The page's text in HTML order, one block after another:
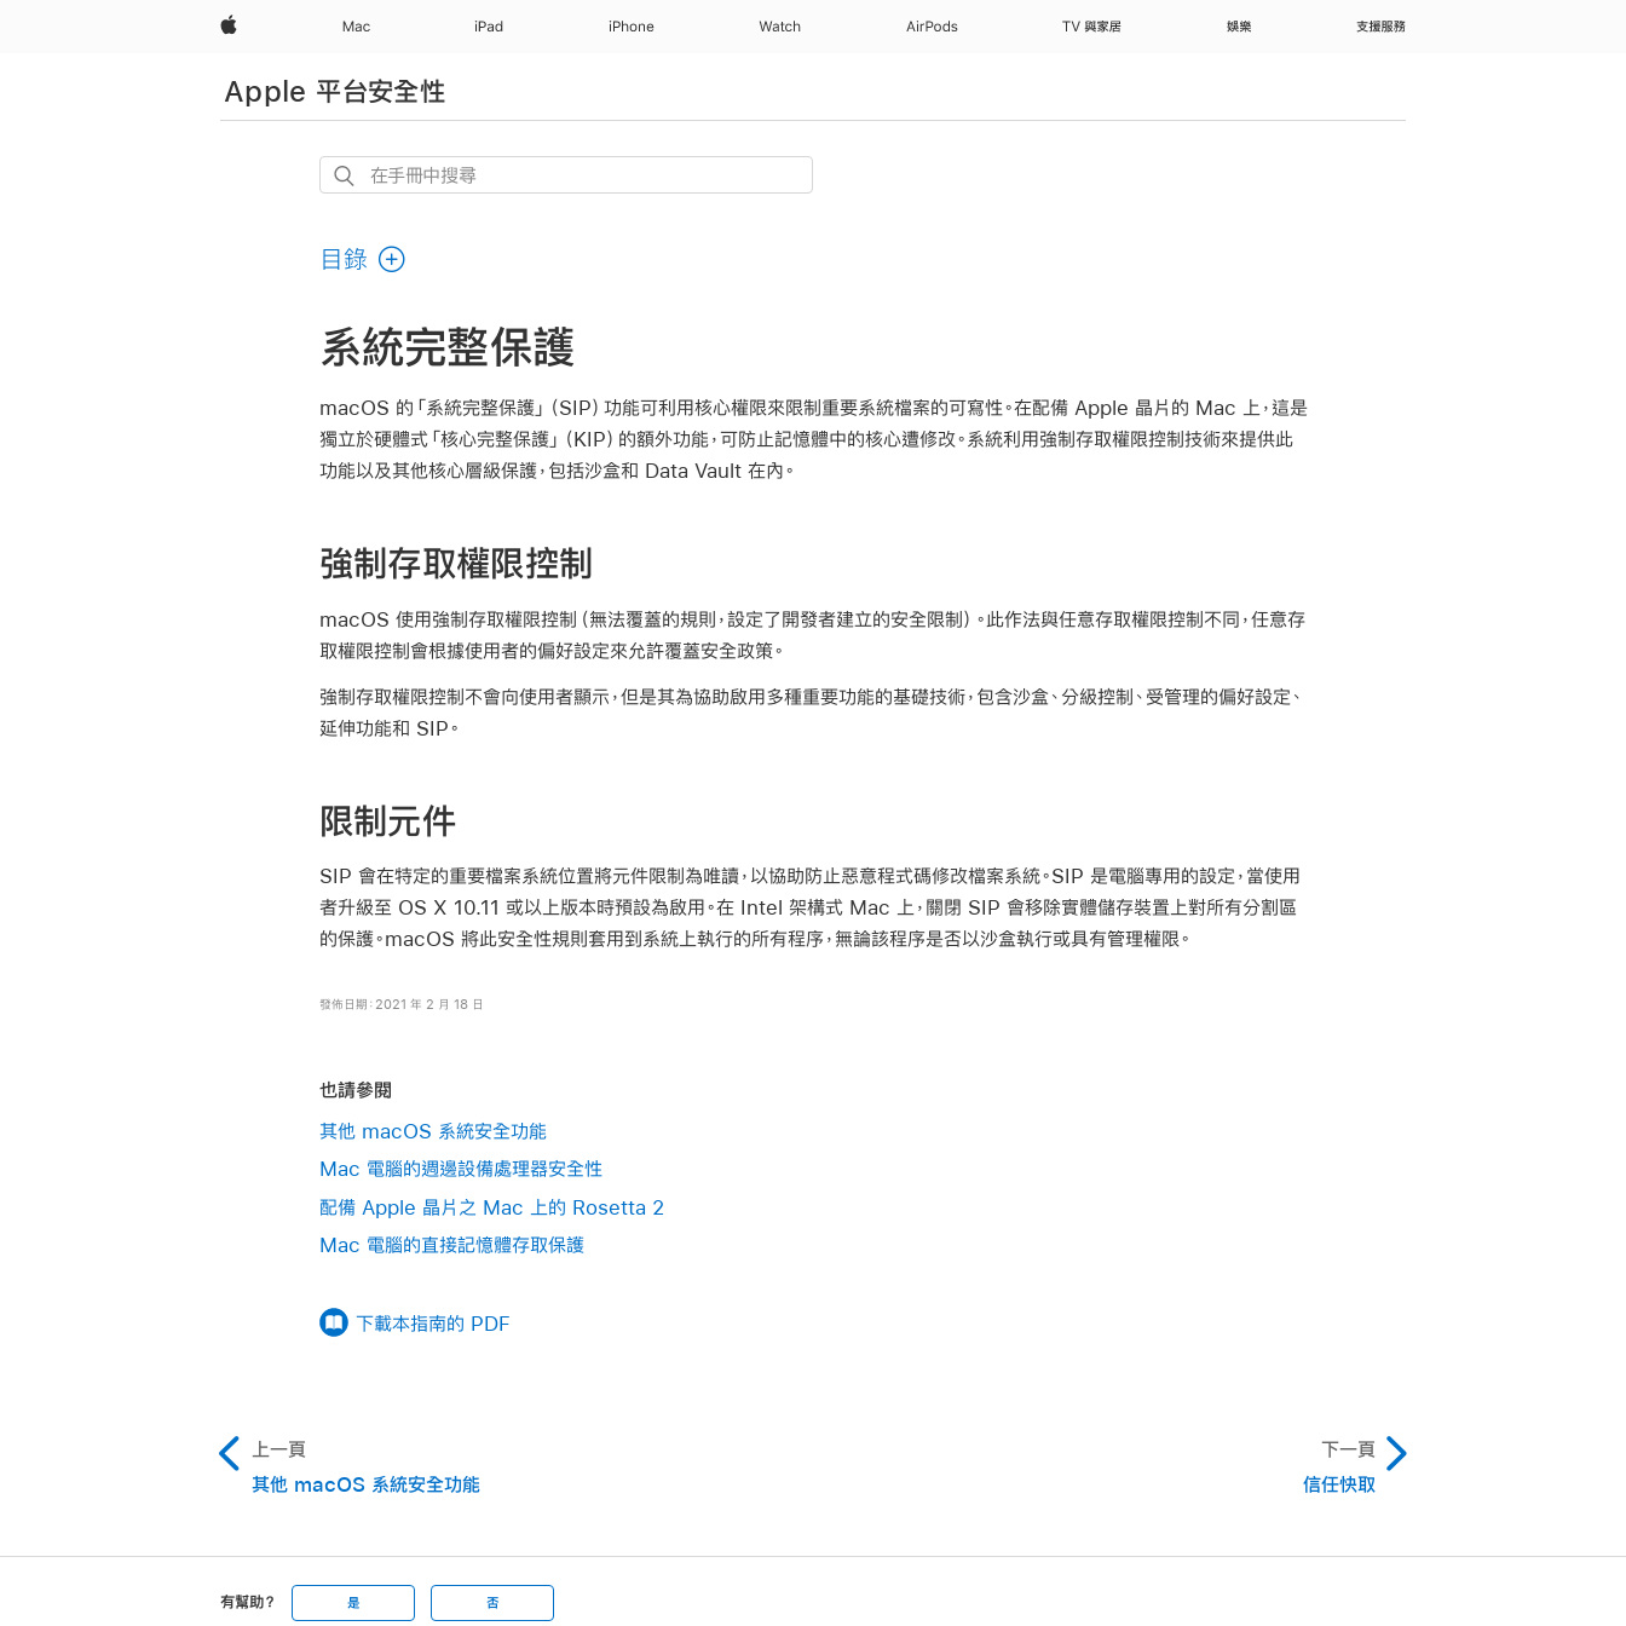
Apple Mac iPad iPhone Watch AirPods TV 與家居 娛樂 支援服務
Apple 平台安全性
在
中
尋
目錄
系統完整保護
macOS 的「系統完整保護」（SIP）功能可利用核心權限來限制重要系統檔案的可寫性。在配備 Apple 晶片的 Mac 上，這是
獨立於硬體式「核心完整保護」（KIP）的額外功能，可防止記憶體中的核心遭修改。系統利用強制存取權限控制技術來提供此
功能以及其他核心層級保護，包括沙盒和 Data Vault 在內。
強制存取權限控制
macOS 使用強制存取權限控制（無法覆蓋的規則，設定了開發者建立的安全限制）。此作法與任意存取權限控制不同，任意存
取權限控制會根據使用者的偏好設定來允許覆蓋安全政策。
強制存取權限控制不會向使用者顯示，但是其為協助啟用多種重要功能的基礎技術，包含沙盒、分級控制、受管理的偏好設定、
延伸功能和 SIP。
限制元件
SIP 會在特定的重要檔案系統位置將元件限制為唯讀，以協助防止惡意程式碼修改檔案系統。SIP 是電腦專用的設定，當使用
者升級至 OS X 10.11 或以上版本時預設為啟用。在 Intel 架構式 Mac 上，關閉 SIP 會移除實體儲存裝置上對所有分割區
的保護。macOS 將此安全性規則套用到系統上執行的所有程序，無論該程序是否以沙盒執行或具有管理權限。
發佈日期：2021 年 2 月 18 日
也請參閱
其他 macOS 系統安全功能
Mac 電腦的週邊設備處理器安全性
配備 Apple 晶片之 Mac 上的 Rosetta 2
Mac 電腦的直接記憶體存取保護
下載本指南的 PDF
上一頁
其他 macOS 系統安全功能
下一頁
信任快取
有幫助？ 是 否